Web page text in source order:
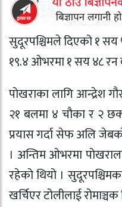
सुदूरपश्चिमले दिएको १
१९.४ ओभरमा १ सय ४८
पोखराका लागि आन्द्रेश
२१ बलमा ४ चौका र २
प्रयास गर्दा सेफ अलि
। अन्तिम ओभरमा
रहेको थियो ।
खर्चिएर टोलीलाई